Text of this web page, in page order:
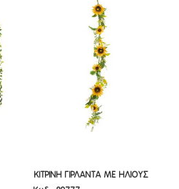
ΚΙΤΡΙΝΗ ΓΙΡΛΑΝΤΑ ΜΕ ΗΛΙΟΥΣ
ΚΙΤΡΙΝΗ ΓΙΡΛΑΝΤΑ ΜΕ ΗΛΙΟΥΣ